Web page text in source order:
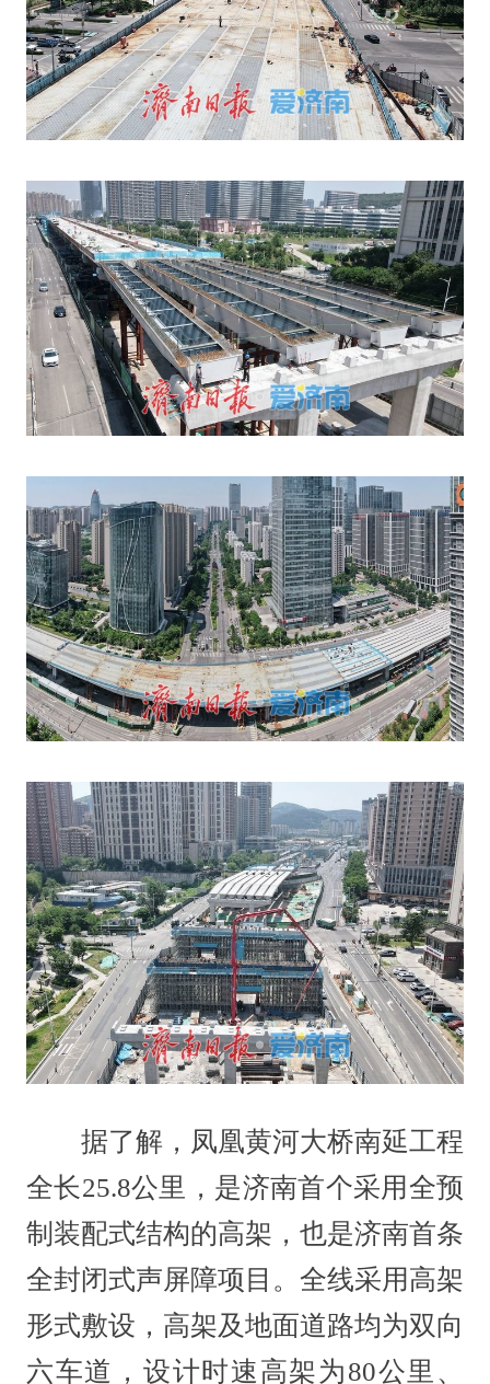
据了解，凤凰黄河大桥南延工程
全长25.8公里，是济南首个采用全预
制装配式结构的高架，也是济南首条
全封闭式声屏障项目。全线采用高架
形式敷设，高架及地面道路均为双向
六车道，设计时速高架为80公里、